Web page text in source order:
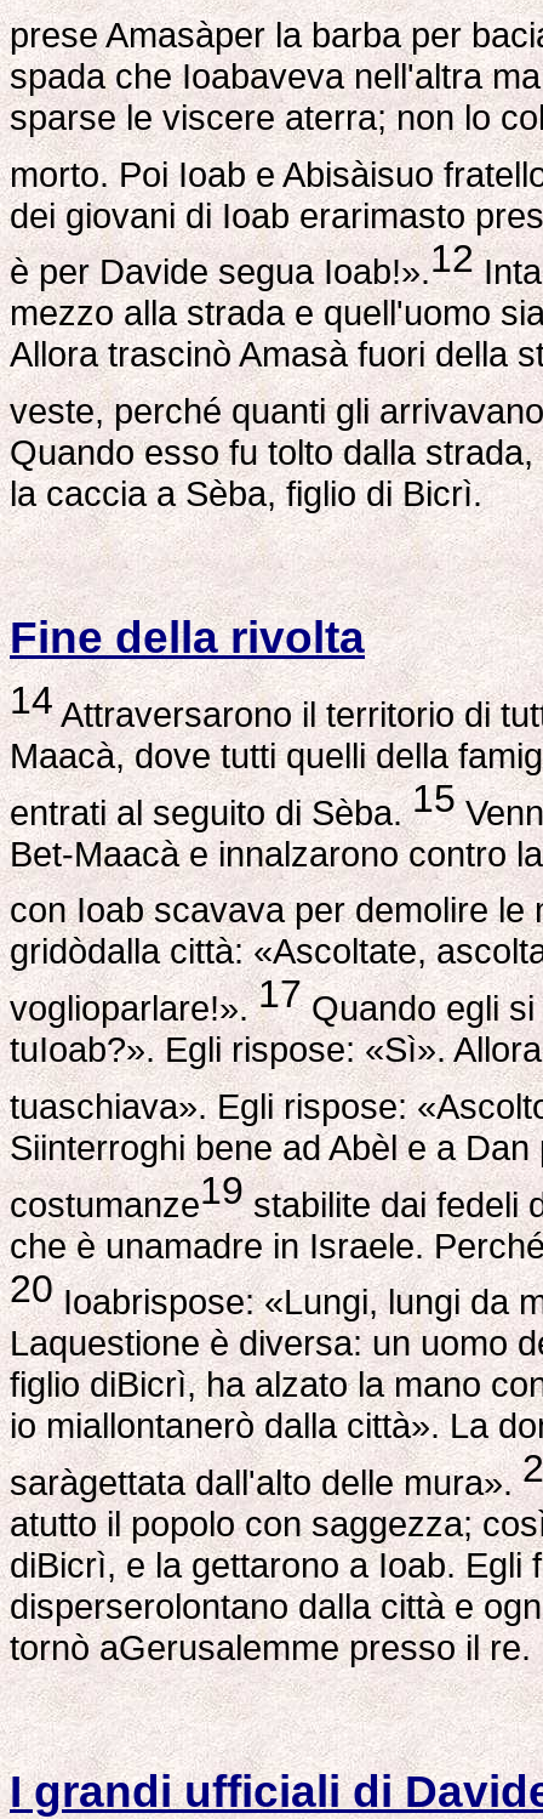
prese Amasàper la barba per
spada che Ioabaveva nell'altra
sparse le viscere aterra; non lo
morto. Poi Ioab e Abisàisuo
dei giovani di Ioab erarimasto
è per Davide segua Ioab!».12
mezzo alla strada e quell'uomo
Allora trascinò Amasà fuori della
veste, perché quanti gli
Quando esso fu tolto dalla
la caccia a Sèba, figlio di Bicrì.
Fine della rivolta
14Attraversarono il territorio di
Maacà, dove tutti quelli della
entrati al seguito di Sèba.15
Bet-Maacà e innalzarono contro
con Ioab scavava per demolire le
gridòdalla città: «Ascoltate,
voglioparlare!».17Quando egli si
tuIoab?». Egli rispose: «Sì».
tuaschiava». Egli rispose:
Siinterroghi bene ad Abèl e a
costumanze19 stabilite dai fedeli
che è unamadre in Israele.
20 Ioabrispose: «Lungi, lungi da
Laquestione è diversa: un uomo
figlio diBicrì, ha alzato la mano
io miallontanerò dalla città». La
saràgettata dall'alto delle mura».
atutto il popolo con saggezza;
diBicrì, e la gettarono a Ioab. Egli
disperserolontano dalla città e
tornò aGerusalemme presso il re.
I grandi ufficiali di